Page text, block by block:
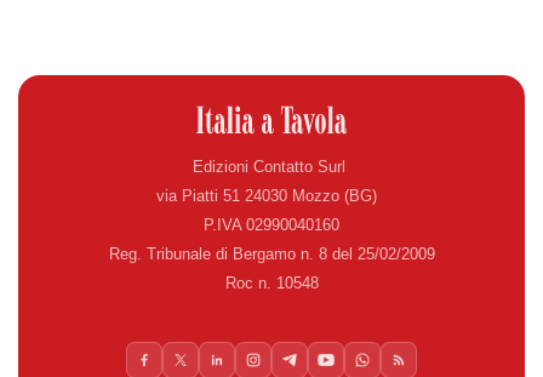
Edizioni Contatto Surl
via Piatti 51 24030 Mozzo (BG)
P.IVA 02990040160
Reg. Tribunale di Bergamo n. 8 del 25/02/2009
Roc n. 10548